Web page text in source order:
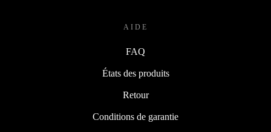
AIDE
FAQ
États des produits
Retour
Conditions de garantie